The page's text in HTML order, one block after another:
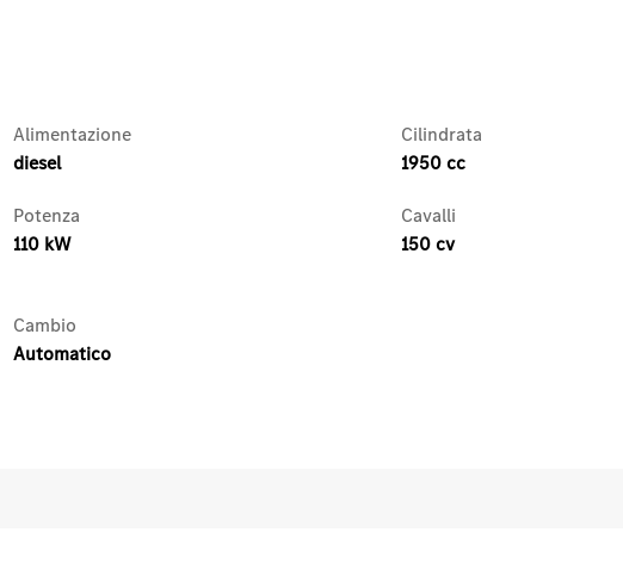
Alimentazione
diesel
Cilindrata
1950 cc
Potenza
110 kW
Cavalli
150 cv
Cambio
Automatico